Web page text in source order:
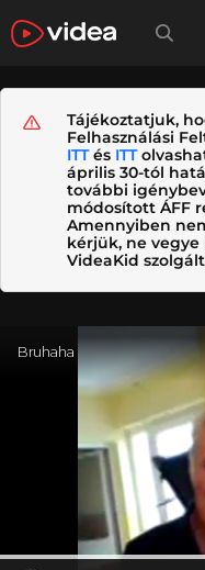
Tájékoztatjuk,
Felhasználási
ITTés ITT
április 30-tól
további
módosított ÁFF
Amennyiben
kérjük, ne vegye
VideaKid